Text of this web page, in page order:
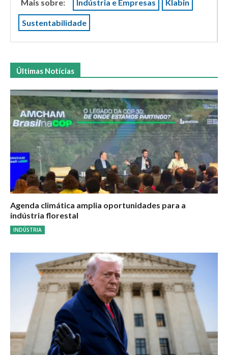
Mais sobre: Indústria e Empresas Klabin
Sustentabilidade
Últimas Notícias
Agenda climática amplia oportunidades para a
indústria florestal
INDÚSTRIA